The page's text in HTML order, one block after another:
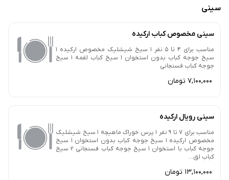
سینی
سینی مخصوص کباب ارکیده
مناسب برای 4 تا 5 نفر 1 سیخ شیشلیک مخصوص ارکیده 1
سیخ جوجه کباب بدون استخوان 1 سیخ کباب لقمه 1 سیخ
جوجه کباب فسنجانی
7,100,000 تومان
سینی رویال ارکیده
مناسب برای 7 تا 9 نفر 1 پرس خوراک ماهیچه 1 سیخ شیشلیک
مخصوص ارکیده 1 سیخ جوجه کباب بدون استخوان 1 سیخ
جوجه کباب با استخوان 1 سیخ جوجه کباب فسنجانی 2 سیخ
کباب لق...
13,100,000 تومان